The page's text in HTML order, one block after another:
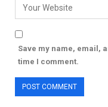
Save my name, email,
time I comment.